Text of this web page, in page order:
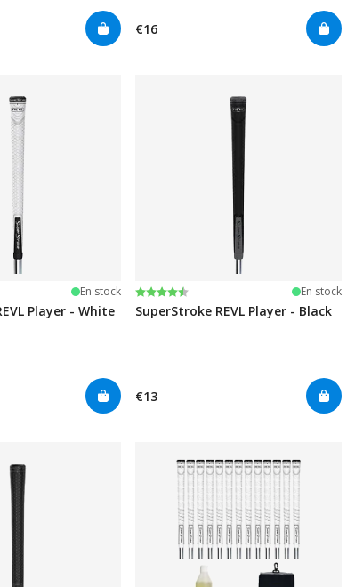
€16
En stock
Player - White
Note:
4.5 sur 5 étoiles En stock
SuperStroke REVL Player - Black
€13